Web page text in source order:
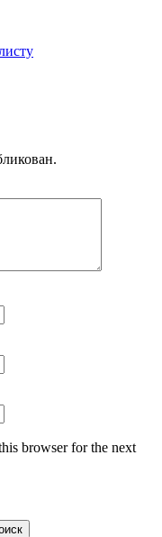
browser for the next